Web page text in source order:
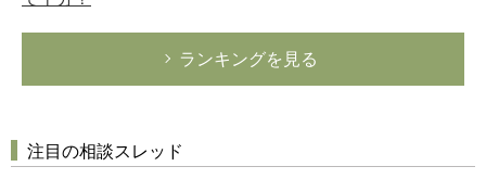
ランキングを見る
注目の相談スレッド